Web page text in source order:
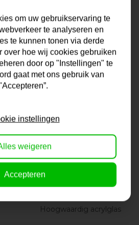
1,5
Fotolijsten Posterlijsten
Wissellijsten
Hoogwaardig acrylglas
om uw gebruikservaring te
te analyseren en
te kunnen tonen via derde
over hoe wij cookies gebruiken
door op "Instellingen" te
gaat met ons gebruik van
instellingen
weigeren
Accepteren